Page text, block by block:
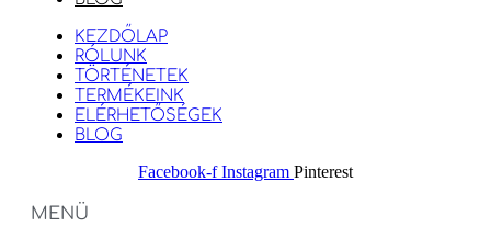
KEZDŐLAP
RÓLUNK
TÖRTÉNETEK
TERMÉKEINK
ELÉRHETŐSÉGEK
BLOG
Facebook-f Instagram Pinterest
MENÜ